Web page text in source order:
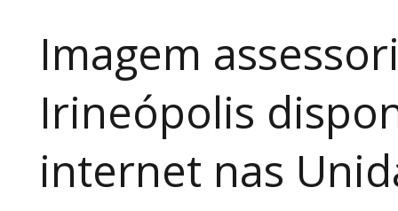
Imagem
Irineópolis
internet nas